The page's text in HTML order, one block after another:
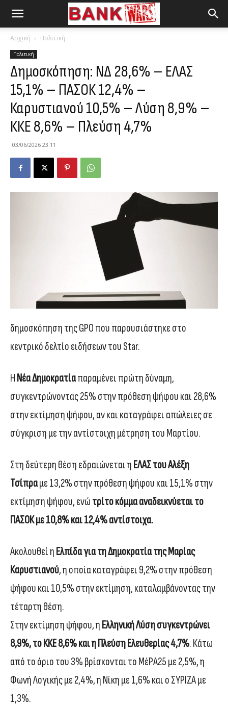
Αρχική Πολιτική
Πολιτική
Δημοσκόπηση: ΝΔ 28,6% – ΕΛΑΣ
15,1% – ΠΑΣΟΚ 12,4% –
Καρυστιανού 10,5% – Λύση 8,9% –
ΚΚΕ 8,6% – Πλεύση 4,7%
03/06/2026 23:11
δημοσκόπηση της GPO που παρουσιάστηκε στο
κεντρικό δελτίο ειδήσεων του Star.
Η Νέα Δημοκρατίαπαραμένει πρώτη δύναμη,
συγκεντρώνοντας 25% στην πρόθεση ψήφου και 28,6%
στην εκτίμηση ψήφου, αν και καταγράφει απώλειες σε
σύγκριση με την αντίστοιχη μέτρηση του Μαρτίου.
Στη δεύτερη θέση εδραιώνεται η ΕΛΑΣ του Αλέξη
Τσίπραμε 13,2% στην πρόθεση ψήφου και 15,1% στην
εκτίμηση ψήφου, ενώ τρίτο κόμμα αναδεικνύεται το
ΠΑΣΟΚ με 10,8% και 12,4% αντίστοιχα.
Ακολουθεί η Ελπίδα για τη Δημοκρατία της Μαρίας
Καρυστιανού, η οποία καταγράφει 9,2% στην πρόθεση
ψήφου και 10,5% στην εκτίμηση, καταλαμβάνοντας την
τέταρτη θέση.
Στην εκτίμηση ψήφου, η Ελληνική Λύση συγκεντρώνει
8,9%, το ΚΚΕ 8,6% και η Πλεύση Ελευθερίας 4,7%. Κάτω
από το όριο του 3% βρίσκονται το ΜέΡΑ25 με 2,5%, η
Φωνή Λογικής με 2,4%, η Νίκη με 1,6% και ο ΣΥΡΙΖΑ με
1,3%.